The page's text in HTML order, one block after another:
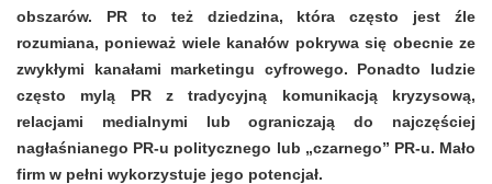
obszarów. PR to też dziedzina, która często jest źle
rozumiana, ponieważ wiele kanałów pokrywa się obecnie ze
zwykłymi kanałami marketingu cyfrowego. Ponadto ludzie
często mylą PR z tradycyjną komunikacją kryzysową,
relacjami medialnymi lub ograniczają do najczęściej
nagłaśnianego PR-u politycznego lub „czarnego” PR-u. Mało
firm w pełni wykorzystuje jego potencjał.